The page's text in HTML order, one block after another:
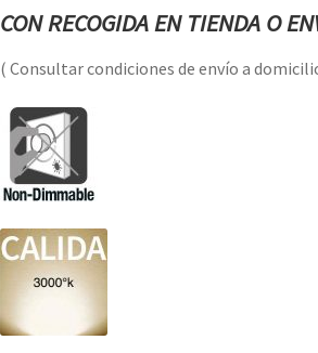
CON RECOGIDA EN TIENDA O
( Consultar condiciones de envío a